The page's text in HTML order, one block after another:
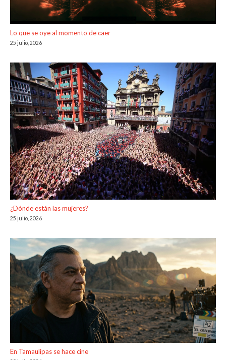
Lo que se oye al momento de caer
25 julio, 2026
¿Dónde están las mujeres?
25 julio, 2026
En Tamaulipas se hace cine